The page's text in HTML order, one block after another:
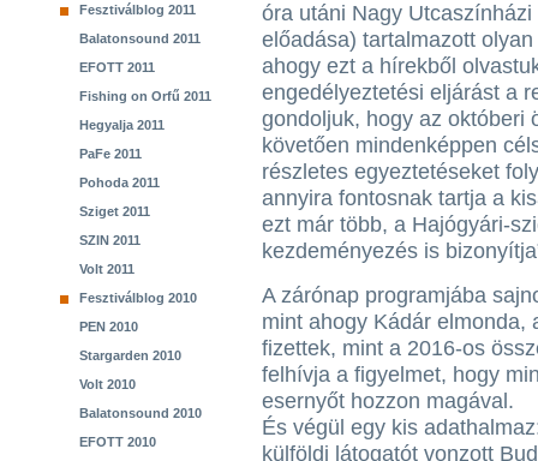
Fesztiválblog 2011
Balatonsound 2011
EFOTT 2011
Fishing on Orfű 2011
Hegyalja 2011
PaFe 2011
Pohoda 2011
Sziget 2011
SZIN 2011
Volt 2011
Fesztiválblog 2010
PEN 2010
Stargarden 2010
Volt 2010
Balatonsound 2010
EFOTT 2010
óra utáni Nagy
előadása) tartalmazott
ahogy ezt a hírekből
engedélyeztetési eljárást a
gondoljuk, hogy az októberi
követően mindenképpen
részletes egyeztetéseket
annyira fontosnak tartja a
ezt már több, a Hajógyári-
kezdeményezés is
A zárónap programjába
mint ahogy Kádár elmonda,
fizettek, mint a 2016-os
felhívja a figyelmet, hogy
esernyőt hozzon magával.
És végül egy kis
külföldi látogatót vonzott